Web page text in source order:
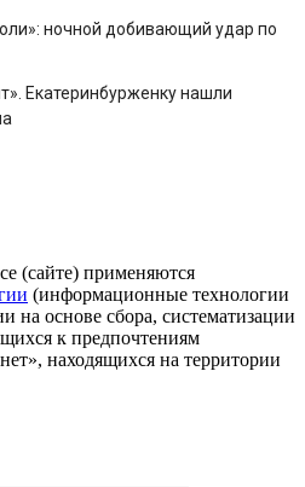
ночной добивающий удар по
Екатеринбурженку нашли
(сайте) применяются
(информационные технологии
на основе сбора, систематизации
к предпочтениям
находящихся на территории